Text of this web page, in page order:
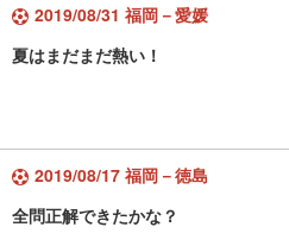
2019/08/31 福岡－愛媛
夏はまだまだ熱い！
2019/08/17 福岡－徳島
全問正解できたかな？